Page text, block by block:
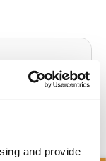
and provide